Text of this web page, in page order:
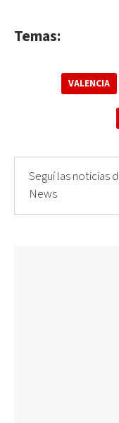
Temas:
VALENCIA
Seguí las noticias
News